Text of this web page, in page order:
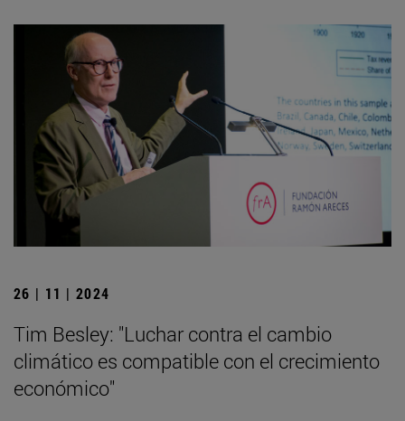
26 | 11 | 2024
Tim Besley: "Luchar contra el cambio
climático es compatible con el crecimiento
económico"